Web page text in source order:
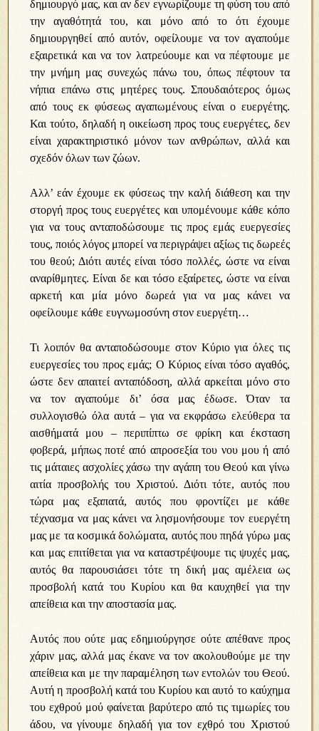
δημιουργό μας, και αν δεν εγνωρίζουμε τη φύση του από
την αγαθότητά του, και μόνο από το ότι έχουμε
δημιουργηθεί από αυτόν, οφείλουμε να τον αγαπούμε
εξαιρετικά και να τον λατρεύουμε και να πέφτουμε με
την μνήμη μας συνεχώς πάνω του, όπως πέφτουν τα
νήπια επάνω στις μητέρες τους. Σπουδαιότερος όμως
από τους εκ φύσεως αγαπωμένους είναι ο ευεργέτης.
Και τούτο, δηλαδή η οικείωση προς τους ευεργέτες, δεν
είναι χαρακτηριστικό μόνον των ανθρώπων, αλλά και
σχεδόν όλων των ζώων.
Αλλ’ εάν έχουμε εκ φύσεως την καλή διάθεση και την
στοργή προς τους ευεργέτες και υπομένουμε κάθε κόπο
για να τους ανταποδώσουμε τις προς εμάς ευεργεσίες
τους, ποιός λόγος μπορεί να περιγράψει αξίως τις δωρεές
του θεού; Διότι αυτές είναι τόσο πολλές, ώστε να είναι
αναρίθμητες. Είναι δε και τόσο εξαίρετες, ώστε να είναι
αρκετή και μία μόνο δωρεά για να μας κάνει να
οφείλουμε κάθε ευγνωμοσύνη στον ευεργέτη…
Τι λοιπόν θα ανταποδώσουμε στον Κύριο για όλες τις
ευεργεσίες του προς εμάς; Ο Κύριος είναι τόσο αγαθός,
ώστε δεν απαιτεί ανταπόδοση, αλλά αρκείται μόνο στο
να τον αγαπούμε δι’ όσα μας έδωσε. Όταν τα
συλλογισθώ όλα αυτά – για να εκφράσω ελεύθερα τα
αισθήματά μου – περιπίπτω σε φρίκη και έκσταση
φοβερά, μήπως ποτέ από απροσεξία του νου μου ή από
τις μάταιες ασχολίες χάσω την αγάπη του Θεού και γίνω
αιτία προσβολής του Χριστού. Διότι τότε, αυτός που
τώρα μας εξαπατά, αυτός που φροντίζει με κάθε
τέχνασμα να μας κάνει να λησμονήσουμε τον ευεργέτη
μας με τα κοσμικά δολώματα, αυτός που πηδά γύρω μας
και μας επιτίθεται για να καταστρέψουμε τις ψυχές μας,
αυτός θα παρουσιάσει τότε τη δική μας αμέλεια ως
προσβολή κατά του Κυρίου και θα καυχηθεί για την
απείθεια και την αποστασία μας.
Αυτός που ούτε μας εδημιούργησε ούτε απέθανε προς
χάριν μας, αλλά μας έκανε να τον ακολουθούμε με την
απείθεια και με την παραμέληση των εντολών του Θεού.
Αυτή η προσβολή κατά του Κυρίου και αυτό το καύχημα
του εχθρού μού φαίνεται βαρύτερο από τις τιμωρίες του
άδου, να γίνουμε δηλαδή για τον εχθρό του Χριστού